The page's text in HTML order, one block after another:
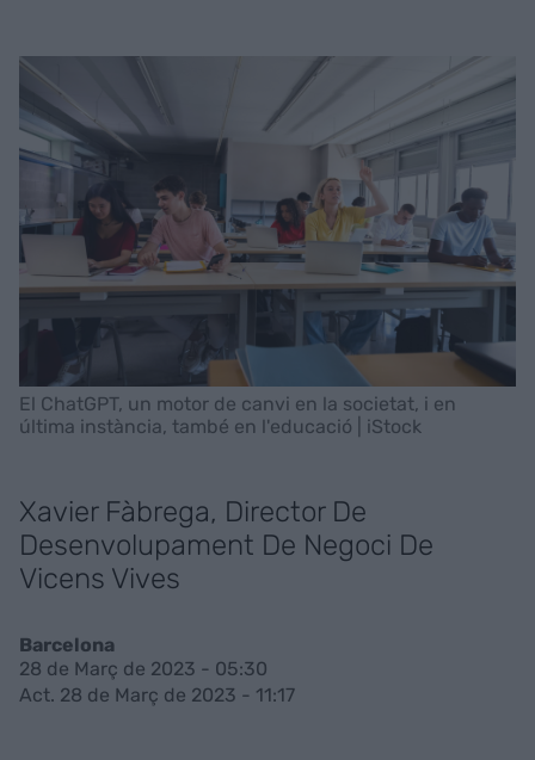
El ChatGPT, un motor de canvi en la societat, i en
última instància, també en l'educació | iStock
Xavier Fàbrega, Director De
Desenvolupament De Negoci De
Vicens Vives
Barcelona
28 de Març de 2023 - 05:30
Act. 28 de Març de 2023 - 11:17